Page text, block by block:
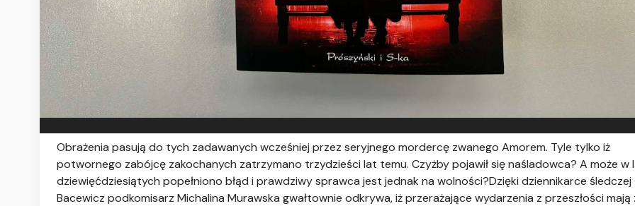
Obrażenia pasują do tych zadawanych wcześniej przez seryjnego mordercę zwanego Amorem. Tyle tylko iż
potwornego zabójcę zakochanych zatrzymano trzydzieści lat temu. Czyżby pojawił się naśladowca? A może w
dziewięćdziesiątych popełniono błąd i prawdziwy sprawca jest jednak na wolności?Dzięki dziennikarce śledczej
Bacewicz podkomisarz Michalina Murawska gwałtownie odkrywa, iż przerażające wydarzenia z przeszłości mają